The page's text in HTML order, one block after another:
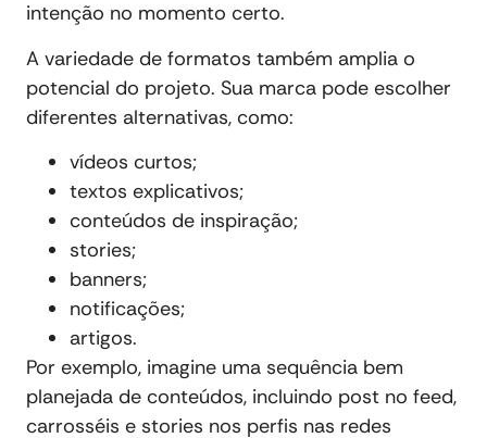
intenção no momento certo.
A variedade de formatos também amplia o
potencial do projeto. Sua marca pode escolher
diferentes alternativas, como:
vídeos curtos;
textos explicativos;
conteúdos de inspiração;
stories;
banners;
notificações;
artigos.
Por exemplo, imagine uma sequência bem
planejada de conteúdos, incluindo post no feed,
carrosséis e stories nos perfis nas redes